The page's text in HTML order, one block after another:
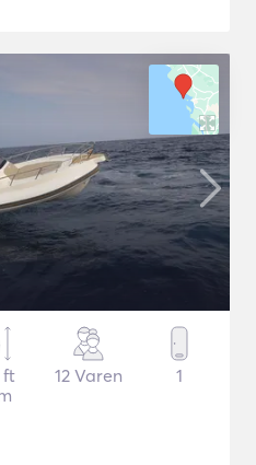
ft
12 Varen 1